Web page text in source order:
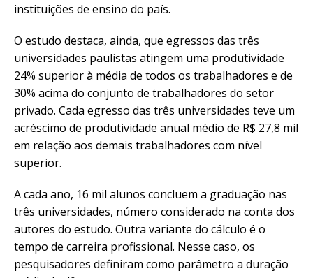
instituições de ensino do país.
O estudo destaca, ainda, que egressos das três
universidades paulistas atingem uma produtividade
24% superior à média de todos os trabalhadores e de
30% acima do conjunto de trabalhadores do setor
privado. Cada egresso das três universidades teve um
acréscimo de produtividade anual médio de R$ 27,8 mil
em relação aos demais trabalhadores com nível
superior.
A cada ano, 16 mil alunos concluem a graduação nas
três universidades, número considerado na conta dos
autores do estudo. Outra variante do cálculo é o
tempo de carreira profissional. Nesse caso, os
pesquisadores definiram como parâmetro a duração